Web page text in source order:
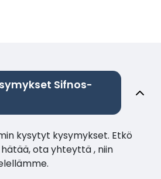
Sifnos-
kysytyt kysymykset. Etkö
ota yhteyttä , niin